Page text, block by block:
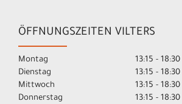
ÖFFNUNGSZEITEN VILTERS
Montag
13:15 - 18:30
Dienstag
13:15 - 18:30
Mittwoch
13:15 - 18:30
Donnerstag
13:15 - 18:30